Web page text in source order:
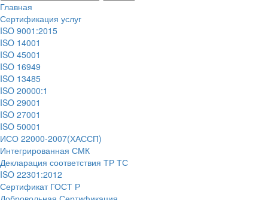
Главная
Сертификация услуг
ISO 9001:2015
ISO 14001
ISO 45001
ISO 16949
ISO 13485
ISO 20000:1
ISO 29001
ISO 27001
ISO 50001
ИСО 22000-2007(ХАССП)
Интегрированная СМК
Декларация соответствия ТР ТС
ISO 22301:2012
Сертификат ГОСТ Р